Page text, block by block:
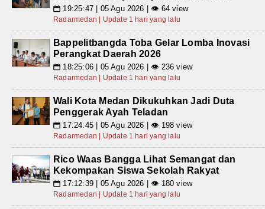
📅 19:25:47 | 05 Agu 2026 | 👁 64 view
Radarmedan | Update 1 hari yang lalu
Bappelitbangda Toba Gelar Lomba Inovasi
Perangkat Daerah 2026
📅 18:25:06 | 05 Agu 2026 | 👁 236 view
Radarmedan | Update 1 hari yang lalu
Wali Kota Medan Dikukuhkan Jadi Duta
Penggerak Ayah Teladan
📅 17:24:45 | 05 Agu 2026 | 👁 198 view
Radarmedan | Update 1 hari yang lalu
Rico Waas Bangga Lihat Semangat dan
Kekompakan Siswa Sekolah Rakyat
📅 17:12:39 | 05 Agu 2026 | 👁 180 view
Radarmedan | Update 1 hari yang lalu